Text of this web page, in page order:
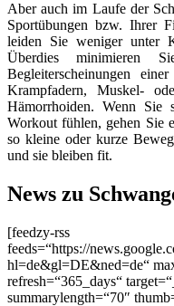
Aber auch im Laufe der
Sportübungen bzw. Ihrer
leiden Sie weniger unter
Überdies minimieren
Begleiterscheinungen
Krampfadern, Muskel-
Hämorrhoiden. Wenn
Workout fühlen, gehen Sie
so kleine oder kurze
und sie bleiben fit.
News zu
[feedzy-rss
feeds=“https://
hl=de&gl=DE&ned=de“
refresh=“365_days“
summarylength=“70″